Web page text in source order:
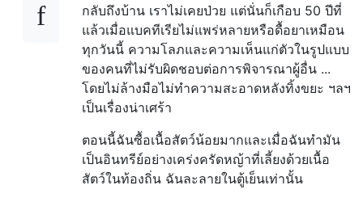
กลับถึงบ้าน เราไม่เคยป่วย แต่นั่นก็เกือบ 50 ปีที่
แล้วเมื่อแบคทีเรียไม่แพร่หลายหรือดื้อยาเหมือน
ทุกวันนี้ ความโลภและความเห็นแก่ตัวในรูปแบบ
ของคนที่ไม่รับผิดชอบต่อการพิจารณาผู้อื่น ...
โดยไม่ล้างมือไม่ทำความสะอาดหลังทิ้งขยะ ฯลฯ
เป็นเรื่องน่าเศร้า
ตอนนี้ฉันซื้อเนื้อสัตว์น้อยมากและเมื่อฉันทำมัน
เป็นอินทรีย์อย่างเคร่งครัดหญ้าที่เลี้ยงด้วยเนื้อ
สัตว์ในท้องถิ่น ฉันละลายในตู้เย็นเท่านั้น